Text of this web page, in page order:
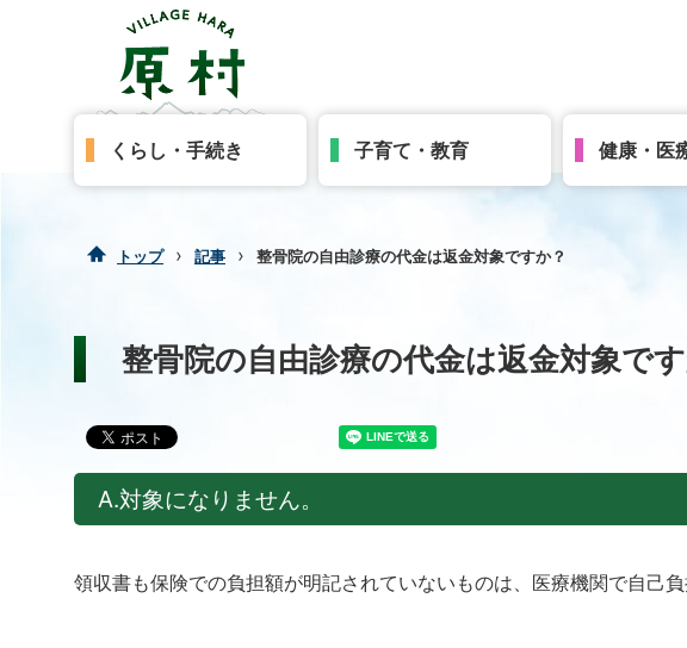
くらし・手続き 子育て・教育 健康・医
トップ › 記事 › 整骨院の自由診療の代金は返金対象ですか？
整骨院の自由診療の代金は返金対象で
A.対象になりません。
領収書も保険での負担額が明記されていないものは、医療機関で自己